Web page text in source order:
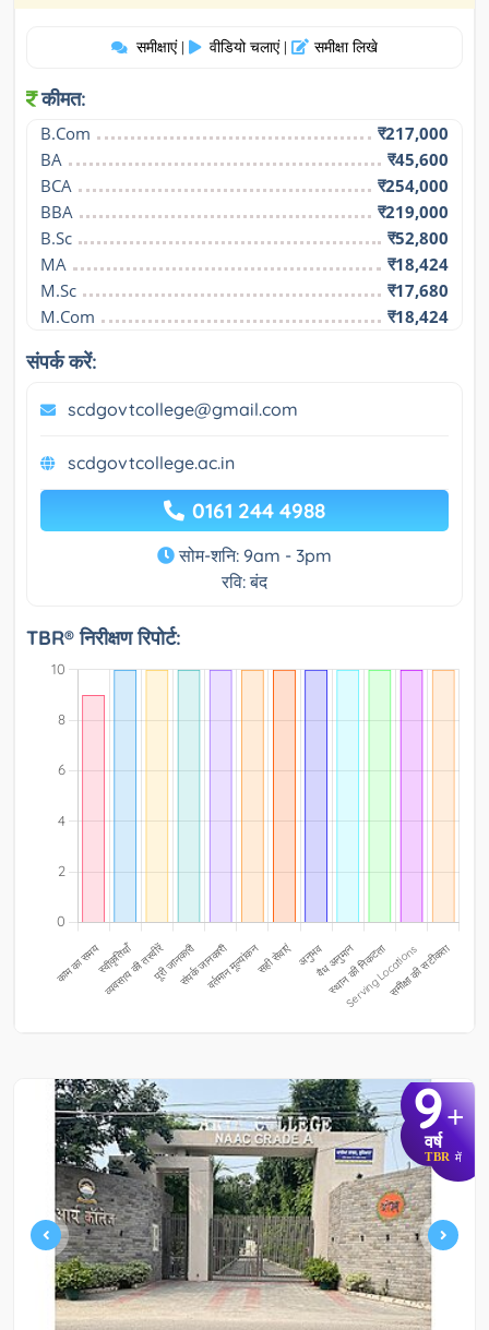
समीक्षाएं | वीडियो चलाएं | समीक्षा लिखे
कीमत:
B.Com
₹217,000
BA
₹45,600
BCA
₹254,000
BBA
₹219,000
B.Sc
₹52,800
MA
₹18,424
M.Sc
₹17,680
M.Com
₹18,424
संपर्क करें:
scdgovtcollege@gmail.com
scdgovtcollege.ac.in
0161 244 4988
सोम-शनि: 9am - 3pm
रवि: बंद
TBR® निरीक्षण रिपोर्ट:
9+
वर्ष
TBR में